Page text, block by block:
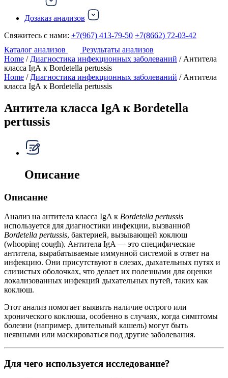
Дозаказ анализов
Свяжитесь с нами: +7(967) 413-79-50 +7(8662) 72-03-42
Каталог анализов
Результаты анализов
Home / Диагностика инфекционных заболеваний / Антитела
класса IgА к Bordetella pertussis
Home / Диагностика инфекционных заболеваний / Антитела
класса IgА к Bordetella pertussis
Антитела класса IgА к Bordetella
pertussis
Описание
Описание
Анализ на антитела класса IgA к Bordetella pertussis
используется для диагностики инфекции, вызванной
Bordetella pertussis, бактерией, вызывающей коклюш
(whooping cough). Антитела IgA — это специфические
антитела, вырабатываемые иммунной системой в ответ на
инфекцию. Они присутствуют в слезах, дыхательных путях и
слизистых оболочках, что делает их полезными для оценки
локализованных инфекций дыхательных путей, таких как
коклюш.
Этот анализ помогает выявить наличие острого или
хронического коклюша, особенно в случаях, когда симптомы
болезни (например, длительный кашель) могут быть
неявными или маскироваться под другие заболевания.
Для чего используется исследование?